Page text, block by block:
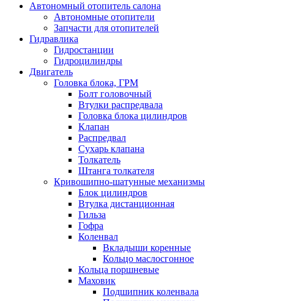
Автономный отопитель салона
Автономные отопители
Запчасти для отопителей
Гидравлика
Гидростанции
Гидроцилиндры
Двигатель
Головка блока, ГРМ
Болт головочный
Втулки распредвала
Головка блока цилиндров
Клапан
Распредвал
Сухарь клапана
Толкатель
Штанга толкателя
Кривошипно-шатунные механизмы
Блок цилиндров
Втулка дистанционная
Гильза
Гофра
Коленвал
Вкладыши коренные
Кольцо маслосгонное
Кольца поршневые
Маховик
Подшипник коленвала